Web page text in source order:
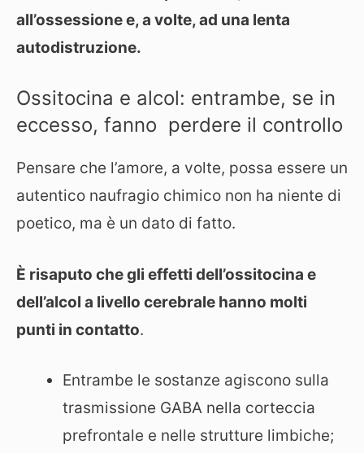
all’ossessione e, a volte, ad una lenta
autodistruzione.
Ossitocina e alcol: entrambe, se in
eccesso, fanno perdere il controllo
Pensare che l’amore, a volte, possa essere un
autentico naufragio chimico non ha niente di
poetico, ma è un dato di fatto.
È risaputo che gli effetti dell’ossitocina e
dell’alcol a livello cerebrale hanno molti
punti in contatto.
Entrambe le sostanze agiscono sulla
trasmissione GABA nella corteccia
prefrontale e nelle strutture limbiche;